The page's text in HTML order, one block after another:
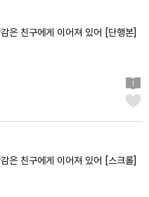
은 친구에게 이어져 있어 [단행본]
은 친구에게 이어져 있어 [스크롤]